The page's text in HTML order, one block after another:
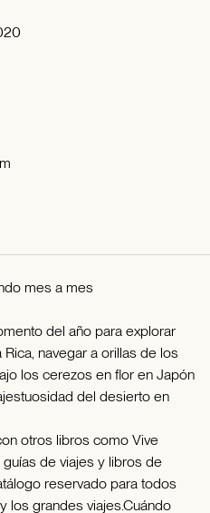
mes a mes
del año para explorar
navegar a orillas de los
los cerezos en flor en Japón
del desierto en
otros libros como Vive
de viajes y libros de
reservado para todos
los grandes viajes.Cuándo